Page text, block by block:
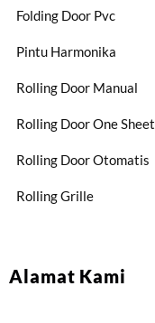
Folding Door Pvc
Pintu Harmonika
Rolling Door Manual
Rolling Door One Sheet
Rolling Door Otomatis
Rolling Grille
Alamat Kami